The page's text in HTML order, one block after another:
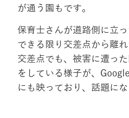
が通う園もです。
保育士さんが道路側に立
できる限り交差点から離
交差点でも、被害に遭っ
をしている様子が、
にも映っており、話題にな